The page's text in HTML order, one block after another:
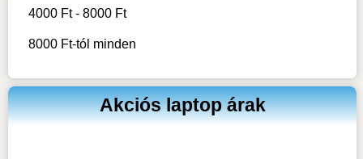
4000 Ft - 8000 Ft
8000 Ft-tól minden
Akciós laptop árak